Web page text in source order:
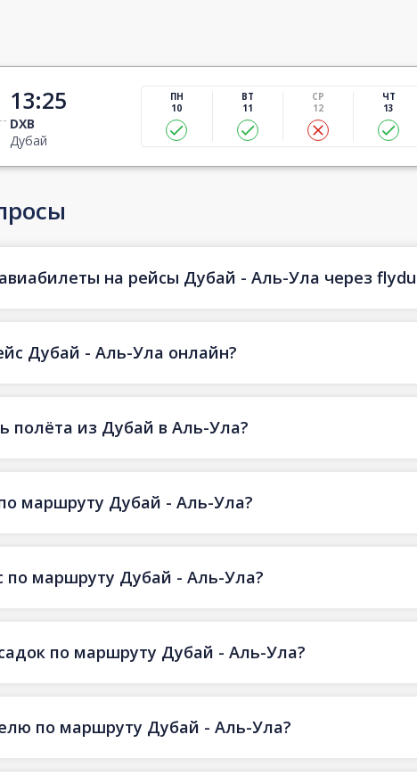
13:25
DXB
Дубай
ПН
10
ВТ
11
СР
12
ЧТ
13
на рейсы Дубай - Аль-Ула через
Дубай - Аль-Ула онлайн?
полёта из Дубай в Аль-Ула?
маршруту Дубай - Аль-Ула?
по маршруту Дубай - Аль-Ула?
по маршруту Дубай - Аль-Ула?
по маршруту Дубай - Аль-Ула?